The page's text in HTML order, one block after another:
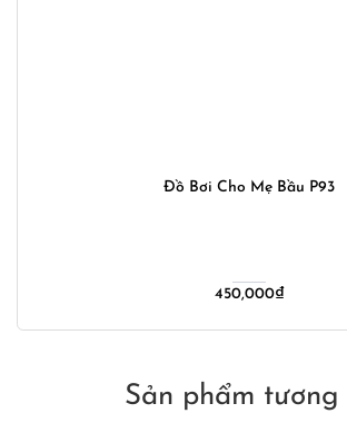
Đồ Bơi Cho Mẹ Bầu P93
450,000₫
Sản phẩm